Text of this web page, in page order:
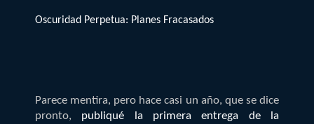
Oscuridad Perpetua: Planes Fracasados
Parece mentira, pero hace casi un año, que se dice
pronto, publiqué la primera entrega de la